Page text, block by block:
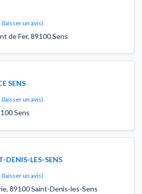
(laisser un avis)
de Fer, 89100 Sens
SENS
(laisser un avis)
Sens
DENIS-LES-SENS
(laisser un avis)
, 89100 Saint-Denis-les-Sens